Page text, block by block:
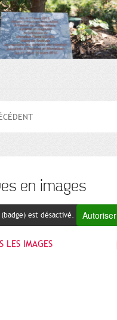
en images
est désactivé. Autoriser
LES IMAGES